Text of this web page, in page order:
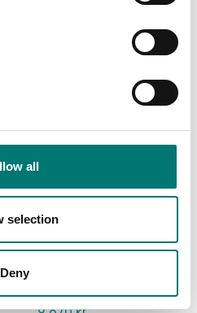
all
selection
Deny
Matrisskrivare, RS-232